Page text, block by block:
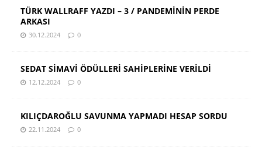
TÜRK WALLRAFF YAZDI – 3 / PANDEMİNİN PERDE
ARKASI
30.12.2024 0
SEDAT SİMAVİ ÖDÜLLERİ SAHİPLERİNE VERİLDİ
12.12.2024 0
KILIÇDAROĞLU SAVUNMA YAPMADI HESAP SORDU
22.11.2024 0